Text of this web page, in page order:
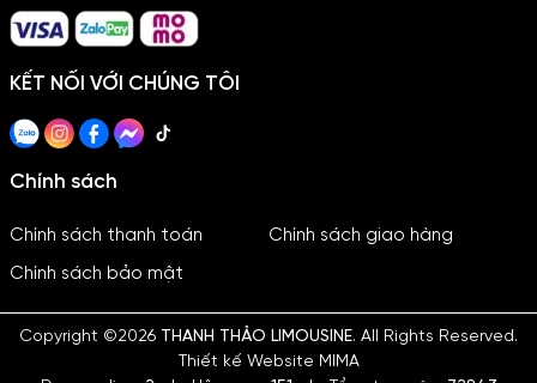
trọng.
Đội Xe Đa Dạng, Đẳng Cấp và Hiện Đại
KẾT NỐI VỚI CHÚNG TÔI
Chính sách
Chính sách thanh toán
Chính sách giao hàng
Chính sách bảo mật
Copyright ©2026 THANH THẢO LIMOUSINE. All Rights Reserved.
Thiết kế Website MIMA